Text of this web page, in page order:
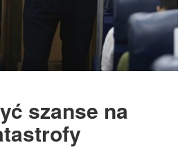
szanse na